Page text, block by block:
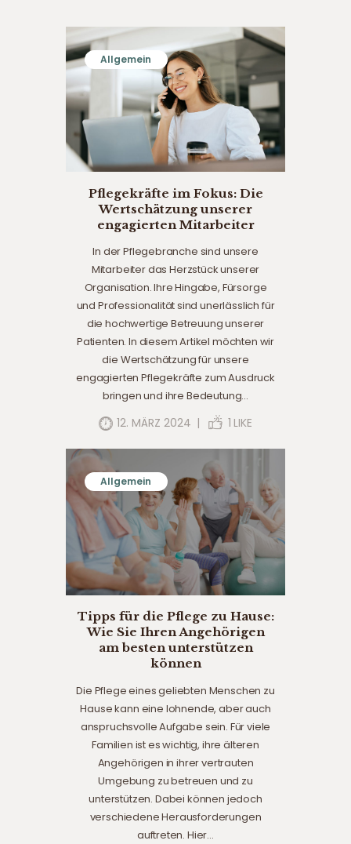
Allgemein
Pflegekräfte im Fokus: Die
Wertschätzung unserer
engagierten Mitarbeiter
In der Pflegebranche sind unsere
Mitarbeiter das Herzstück unserer
Organisation. Ihre Hingabe, Fürsorge
und Professionalität sind unerlässlich für
die hochwertige Betreuung unserer
Patienten. In diesem Artikel möchten wir
die Wertschätzung für unsere
engagierten Pflegekräfte zum Ausdruck
bringen und ihre Bedeutung…
12. MÄRZ 2024 1 LIKE
Allgemein
Tipps für die Pflege zu Hause:
Wie Sie Ihren Angehörigen
am besten unterstützen
können
Die Pflege eines geliebten Menschen zu
Hause kann eine lohnende, aber auch
anspruchsvolle Aufgabe sein. Für viele
Familien ist es wichtig, ihre älteren
Angehörigen in ihrer vertrauten
Umgebung zu betreuen und zu
unterstützen. Dabei können jedoch
verschiedene Herausforderungen
auftreten. Hier…